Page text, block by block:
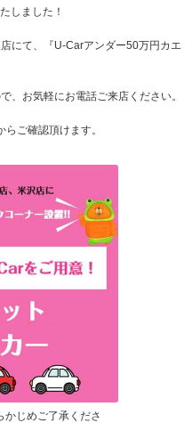
しました！
にて、『U-Carアンダー50万円カエ
、お気軽にお電話ご来店ください。
ご確認頂けます。
かじめご了承くださ